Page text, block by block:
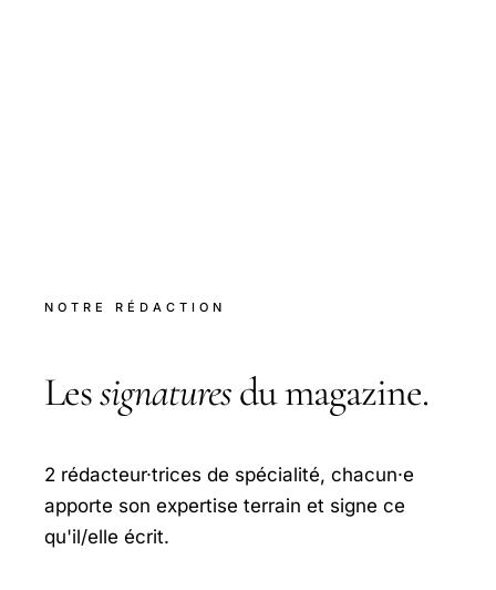
NOTRE RÉDACTION
Lessignaturesdu magazine.
2 rédacteur·trices de spécialité, chacun·e
apporte son expertise terrain et signe ce
qu'il/elle écrit.